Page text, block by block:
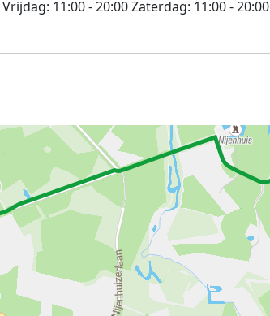
Vrijdag: 11:00 - 20:00Zaterdag: 11:00 - 20:00